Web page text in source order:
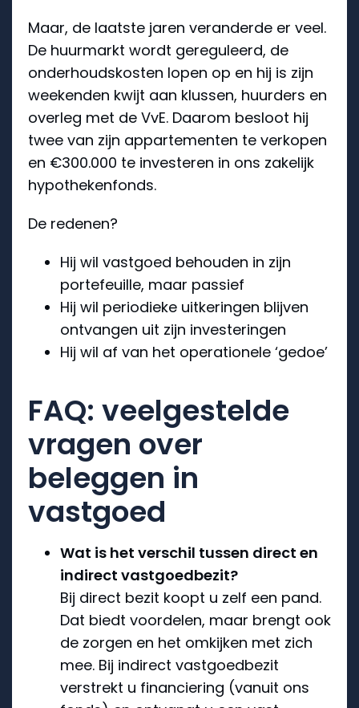
Maar, de laatste jaren veranderde er veel.
De huurmarkt wordt gereguleerd, de
onderhoudskosten lopen op en hij is zijn
weekenden kwijt aan klussen, huurders en
overleg met de VvE. Daarom besloot hij
twee van zijn appartementen te verkopen
en €300.000 te investeren in ons zakelijk
hypothekenfonds.
De redenen?
Hij wil vastgoed behouden in zijn
portefeuille, maar passief
Hij wil periodieke uitkeringen blijven
ontvangen uit zijn investeringen
Hij wil af van het operationele ‘gedoe’
FAQ: veelgestelde
vragen over
beleggen in
vastgoed
Wat is het verschil tussen direct en
indirect vastgoedbezit?
Bij direct bezit koopt u zelf een pand.
Dat biedt voordelen, maar brengt ook
de zorgen en het omkijken met zich
mee. Bij indirect vastgoedbezit
verstrekt u financiering (vanuit ons